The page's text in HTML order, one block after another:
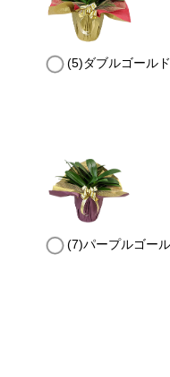
(5)ダブルゴールド
(7)パープルゴー